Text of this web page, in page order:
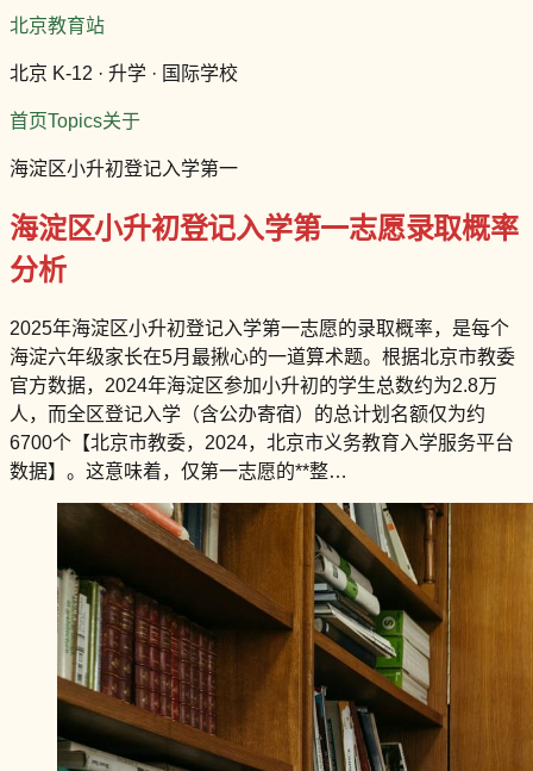
北京教育站
北京 K-12 · 升学 · 国际学校
首页Topics关于
海淀区小升初登记入学第一
海淀区小升初登记入学第一志愿录取概率
分析
2025年海淀区小升初登记入学第一志愿的录取概率，是每个
海淀六年级家长在5月最揪心的一道算术题。根据北京市教委
官方数据，2024年海淀区参加小升初的学生总数约为2.8万
人，而全区登记入学（含公办寄宿）的总计划名额仅为约
6700个【北京市教委，2024，北京市义务教育入学服务平台
数据】。这意味着，仅第一志愿的**整…